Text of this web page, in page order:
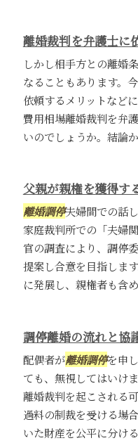
離婚裁判を弁護士に
しかし相手方との離婚
なることもあります。
依頼するメリットなど
費用相場離婚裁判を弁
いのでしょうか。結論
父親が親権を獲得す
離婚調停夫婦間での話
家庭裁判所での「夫婦
官の調査により、調停
提案し合意を目指しま
に発展し、親権者も含
調停離婚の流れと協
配偶者が離婚調停を申
ても、無視してはいけ
離婚裁判を起こされる
過料の制裁を受ける場
いた財産を公平に分け